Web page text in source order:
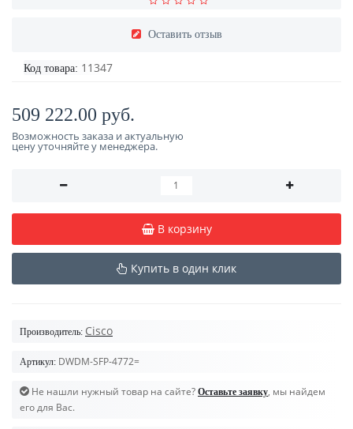
Оставить отзыв
Код товара: 11347
509 222.00 руб.
Возможность заказа и актуальную
цену уточняйте у менеджера.
В корзину
Купить в один клик
Производитель: Cisco
Артикул: DWDM-SFP-4772=
Не нашли нужный товар на сайте? Оставьте заявку, мы найдем
его для Вас.